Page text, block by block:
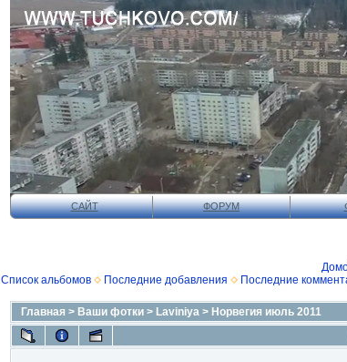
САЙТ ФОРУМ
Список альбомов
Последние добавления Последние
Главная > Ваши фотки > Laviniya > Норвегия июль 2011